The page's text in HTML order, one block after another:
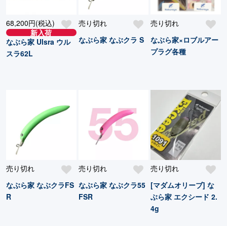
68,200円(税込)
新入荷
なぶら家 Ulsra ウル
スラ62L
売り切れ
なぶら家 なぶクラ S
売り切れ
なぶら家×ロブルアー
プラグ各種
売り切れ
なぶら家 なぶクラFS
R
売り切れ
なぶら家 なぶクラ55
FSR
売り切れ
[マダムオリーブ] な
ぶら家 エクシード 2.
4g